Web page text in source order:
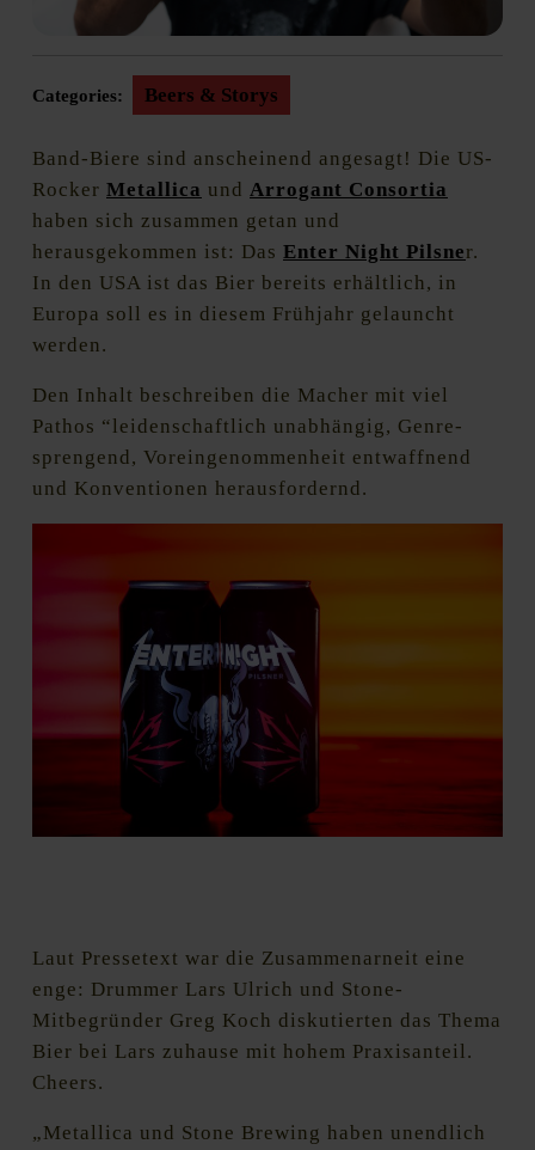
Categories: Beers & Storys
Band-Biere sind anscheinend angesagt! Die US-
Rocker Metallica und Arrogant Consortia
haben sich zusammen getan und
herausgekommen ist: Das Enter Night Pilsner.
In den USA ist das Bier bereits erhältlich, in
Europa soll es in diesem Frühjahr gelauncht
werden.
Den Inhalt beschreiben die Macher mit viel
Pathos “leidenschaftlich unabhängig, Genre-
sprengend, Voreingenommenheit entwaffnend
und Konventionen herausfordernd.
Laut Pressetext war die Zusammenarneit eine
enge: Drummer Lars Ulrich und Stone-
Mitbegründer Greg Koch diskutierten das Thema
Bier bei Lars zuhause mit hohem Praxisanteil.
Cheers.
„Metallica und Stone Brewing haben unendlich